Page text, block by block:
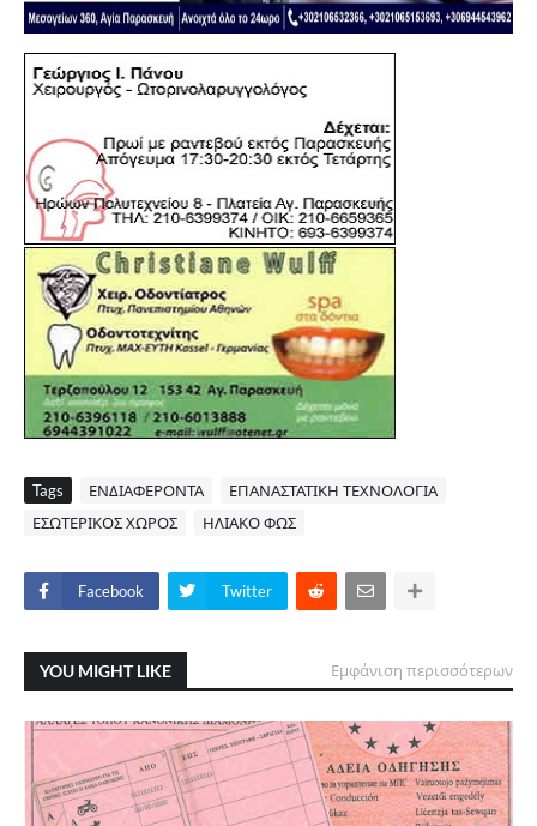
Tags ΕΝΔΙΑΦΕΡΟΝΤΑ
ΕΠΑΝΑΣΤΑΤΙΚΗ ΤΕΧΝΟΛΟΓΙΑ
ΕΣΩΤΕΡΙΚΟΣ ΧΩΡΟΣ
ΗΛΙΑΚΟ ΦΩΣ
Facebook Twitter
YOU MIGHT LIKE Εμφάνιση περισσότερων